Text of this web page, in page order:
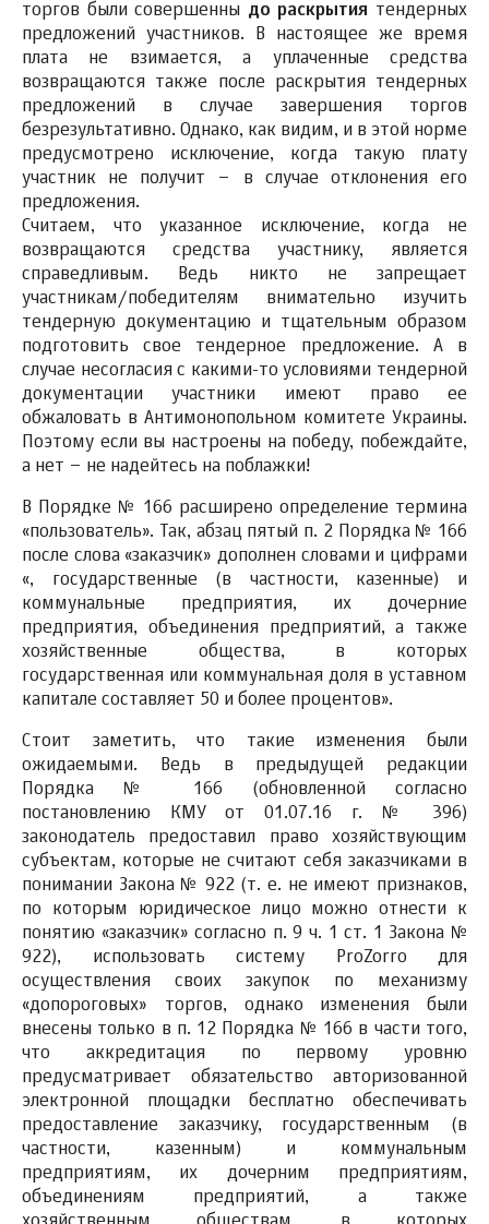
торгов были совершенны до раскрытия тендерных
предложений участников. В настоящее же время
плата не взимается, а уплаченные средства
возвращаются также после раскрытия тендерных
предложений в случае завершения торгов
безрезультативно. Однако, как видим, и в этой норме
предусмотрено исключение, когда такую плату
участник не получит – в случае отклонения его
предложения.
Считаем, что указанное исключение, когда не
возвращаются средства участнику, является
справедливым. Ведь никто не запрещает
участникам/победителям внимательно изучить
тендерную документацию и тщательным образом
подготовить свое тендерное предложение. А в
случае несогласия с какими-то условиями тендерной
документации участники имеют право ее
обжаловать в Антимонопольном комитете Украины.
Поэтому если вы настроены на победу, побеждайте,
а нет – не надейтесь на поблажки!
В Порядке № 166 расширено определение термина
«пользователь». Так, абзац пятый п. 2 Порядка № 166
после слова «заказчик» дополнен словами и цифрами
«, государственные (в частности, казенные) и
коммунальные предприятия, их дочерние
предприятия, объединения предприятий, а также
хозяйственные общества, в которых
государственная или коммунальная доля в уставном
капитале составляет 50 и более процентов».
Стоит заметить, что такие изменения были
ожидаемыми. Ведь в предыдущей редакции
Порядка № 166 (обновленной согласно
постановлению КМУ от 01.07.16 г. № 396)
законодатель предоставил право хозяйствующим
субъектам, которые не считают себя заказчиками в
понимании Закона № 922 (т. е. не имеют признаков,
по которым юридическое лицо можно отнести к
понятию «заказчик» согласно п. 9 ч. 1 ст. 1 Закона №
922), использовать систему ProZorro для
осуществления своих закупок по механизму
«допороговых» торгов, однако изменения были
внесены только в п. 12 Порядка № 166 в части того,
что аккредитация по первому уровню
предусматривает обязательство авторизованной
электронной площадки бесплатно обеспечивать
предоставление заказчику, государственным (в
частности, казенным) и коммунальным
предприятиям, их дочерним предприятиям,
объединениям предприятий, а также